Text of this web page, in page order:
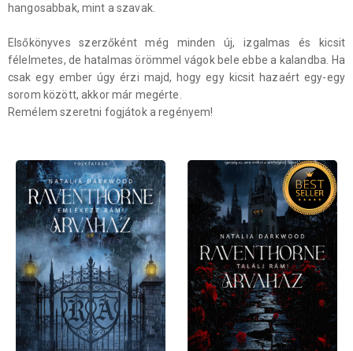
hangosabbak, mint a szavak.
Elsőkönyves szerzőként még minden új, izgalmas és kicsit
félelmetes, de hatalmas örömmel vágok bele ebbe a kalandba. Ha
csak egy ember úgy érzi majd, hogy egy kicsit hazaért egy-egy
sorom között, akkor már megérte.
Remélem szeretni fogjátok a regényem!